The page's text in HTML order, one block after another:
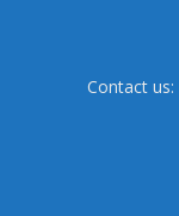
Contact us: